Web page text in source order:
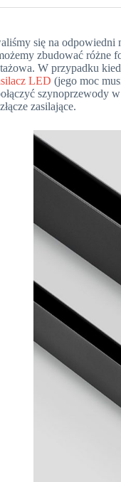
się na odpowiedni
zbudować różne
W przypadku
LED (jego moc
szynoprzewody
zasilające.